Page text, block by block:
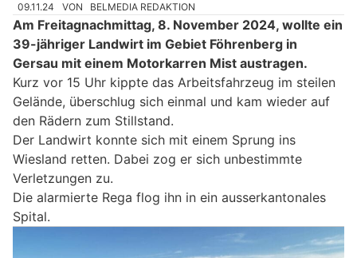
09.11.24 VON BELMEDIA REDAKTION
Am Freitagnachmittag, 8. November 2024, wollte ein
39-jähriger Landwirt im Gebiet Föhrenberg in
Gersau mit einem Motorkarren Mist austragen.
Kurz vor 15 Uhr kippte das Arbeitsfahrzeug im steilen
Gelände, überschlug sich einmal und kam wieder auf
den Rädern zum Stillstand.
Der Landwirt konnte sich mit einem Sprung ins
Wiesland retten. Dabei zog er sich unbestimmte
Verletzungen zu.
Die alarmierte Rega flog ihn in ein ausserkantonales
Spital.